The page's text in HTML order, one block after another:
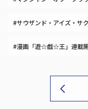
#サウザンド・アイズ・サ
#漫画「遊☆戯☆王」連載